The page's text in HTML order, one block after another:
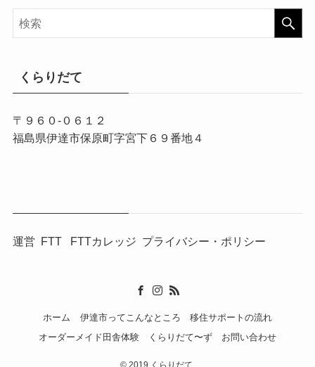
くらりだて
〒９６０-０６１２
福島県伊達市保原町字宮下６９番地４
運営 FTT FTTカレッジ プライバシー・ポリシー
ホーム 伊達市ってこんなところ
移住サポートの流れ
オーダーメイド田舎体験
くらりだて〜ず お問い合わせ
© 2019 くらりだて.